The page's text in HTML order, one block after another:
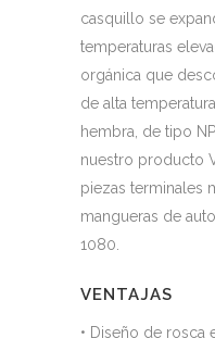
casquillo se
temperaturas
orgánica que
de alta
hembra, de tipo
nuestro producto
piezas terminales
mangueras de
1080.
VENTAJAS
• Diseño de rosca